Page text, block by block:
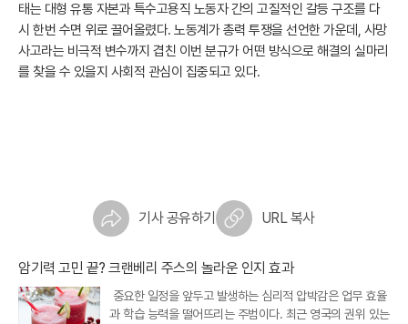
태는 대형 유통 자본과 특수고용직 노동자 간의 고질적인 갈등 구조를 다
시 한번 수면 위로 끌어올렸다. 노동계가 총력 투쟁을 선언한 가운데, 사망
사고라는 비극적 변수까지 겹친 이번 분규가 어떤 방식으로 해결의 실마리
를 찾을 수 있을지 사회적 관심이 집중되고 있다.
기사 공유하기 URL 복사
암기력 고민 끝? 크랜베리 주스의 놀라운 인지 효과
중요한 일정을 앞두고 발생하는 심리적 압박감은 업무 효율
과 학습 능력을 떨어뜨리는 주범이다. 최근 영국의 권위 있는